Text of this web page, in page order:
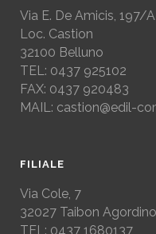
Via E. De Amicis, 197/A
Loc. Castion
32100 Belluno
TEL: 0437 925102
FAX: 0437 920483
MAIL: castion@edil-
FILIALE
Via Cole, 7
32027 Taibon
TEL: 0437 1680137